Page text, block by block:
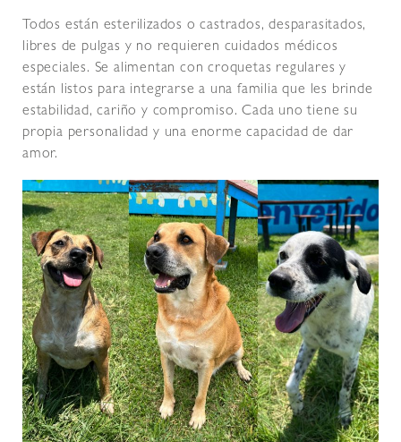
Todos están esterilizados o castrados, desparasitados,
libres de pulgas y no requieren cuidados médicos
especiales. Se alimentan con croquetas regulares y
están listos para integrarse a una familia que les brinde
estabilidad, cariño y compromiso. Cada uno tiene su
propia personalidad y una enorme capacidad de dar
amor.